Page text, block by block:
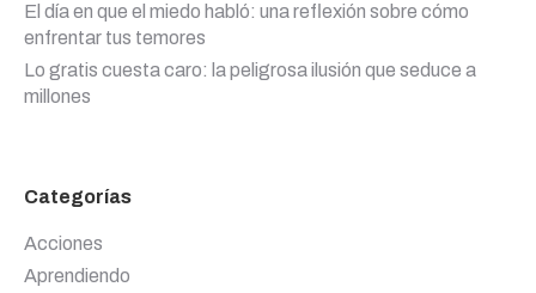
El día en que el miedo habló: una reflexión sobre cómo
enfrentar tus temores
Lo gratis cuesta caro: la peligrosa ilusión que seduce a
millones
Categorías
Acciones
Aprendiendo